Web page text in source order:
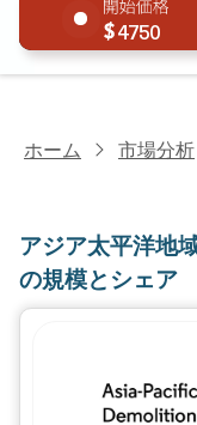
4750
ホーム 市場分析
アジア太平洋地
の規模とシェア